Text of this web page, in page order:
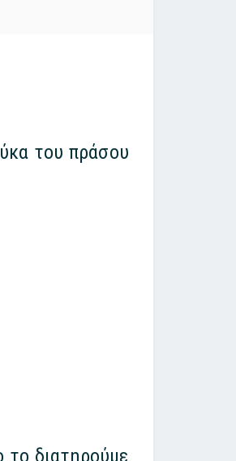
του πράσου
το διατηρούμε